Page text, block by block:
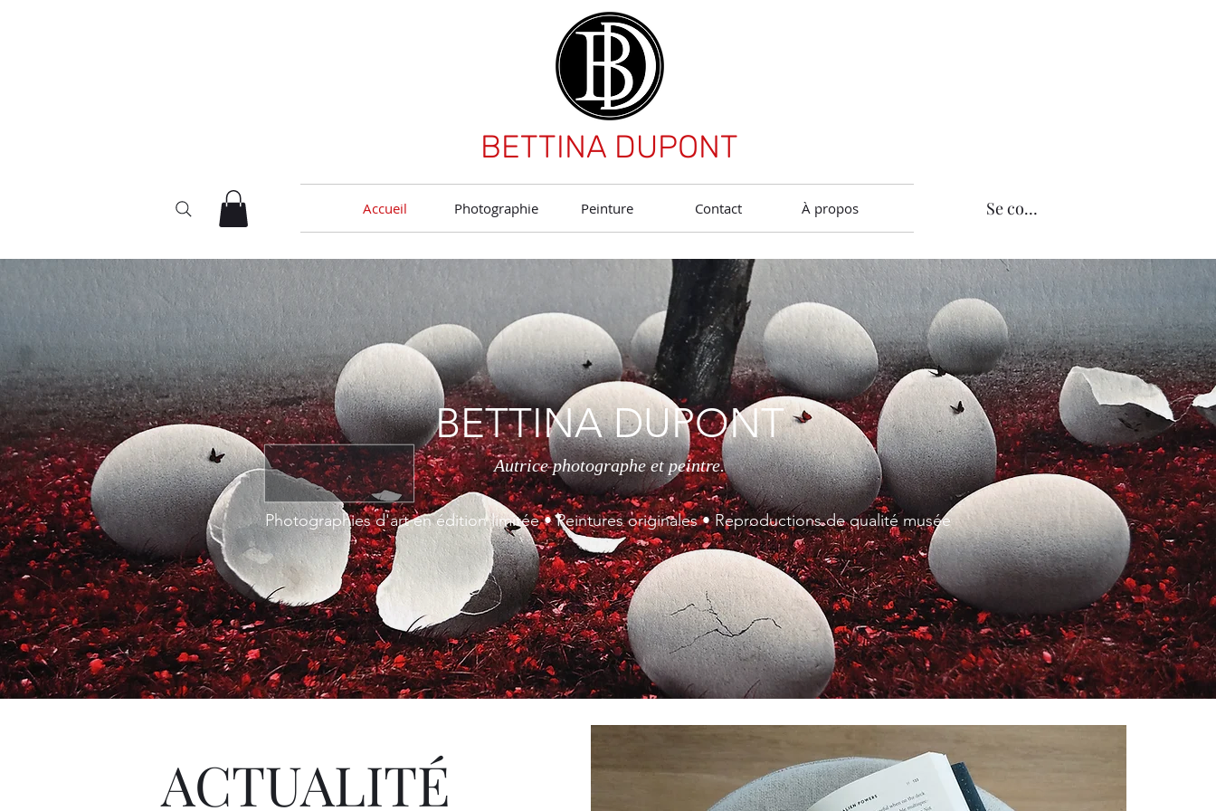
BETTINA DUPONT
Accueil Photographie Peinture Contact À propos Se connecter
BETTINA DUPONT
Autrice photographe et peintre.
Photographies d'art en édition limitée • Peintures originales • Reproductions de qualité musée
ACTUALITÉ